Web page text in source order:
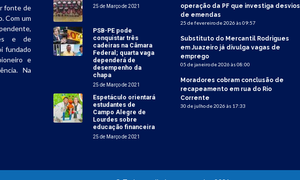
fonte de
Com um
e de
fundado
e
Na
25 de Março de 2021
PSB-PE pode
conquistar três
cadeiras na Câmara
Federal; quarta vaga
dependerá de
desempenho da
chapa
25 de Março de 2021
Espetáculo orientará
estudantes de
Campo Alegre de
Lourdes sobre
educação financeira
25 de Março de 2021
operação da PF que investiga desvios
de emendas
25 de fevereiro de 2026 às 09:57
Substituto do Mercantil Rodrigues
em Juazeiro já divulga vagas de
emprego
05 de janeiro de 2026 às 08:00
Moradores cobram conclusão de
recapeamento em rua do Rio
Corrente
30 de julho de 2026 às 17:33